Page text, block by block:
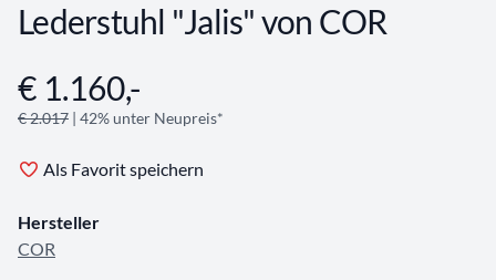
Lederstuhl "Jalis" von COR
Angebotsinformationen
€ 1.160,-
€ 2.017 | 42% unter Neupreis*
Als Favorit speichern
Hersteller
COR